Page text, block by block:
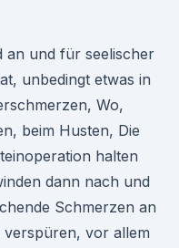
an und für seelischer
unbedingt etwas in
Wo,
beim Husten, Die
halten
dann nach und
Schmerzen an
vor allem